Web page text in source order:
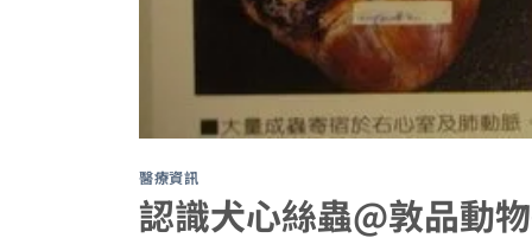
醫療資訊
認識犬心絲蟲@敦品動